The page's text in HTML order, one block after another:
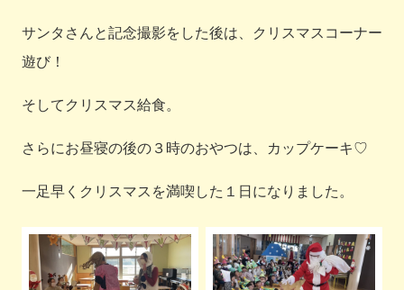
サンタさんと記念撮影をした後は、クリスマスコーナー
遊び！
そしてクリスマス給食。
さらにお昼寝の後の３時のおやつは、カップケーキ♡
一足早くクリスマスを満喫した１日になりました。